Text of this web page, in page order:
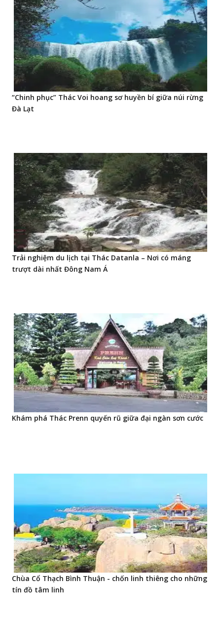
“Chinh phục” Thác Voi hoang sơ huyền bí giữa núi rừng
Đà Lạt
Trải nghiệm du lịch tại Thác Datanla – Nơi có máng
trượt dài nhất Đông Nam Á
Khám phá Thác Prenn quyến rũ giữa đại ngàn sơn cước
Chùa Cổ Thạch Bình Thuận - chốn linh thiêng cho những
tín đồ tâm linh